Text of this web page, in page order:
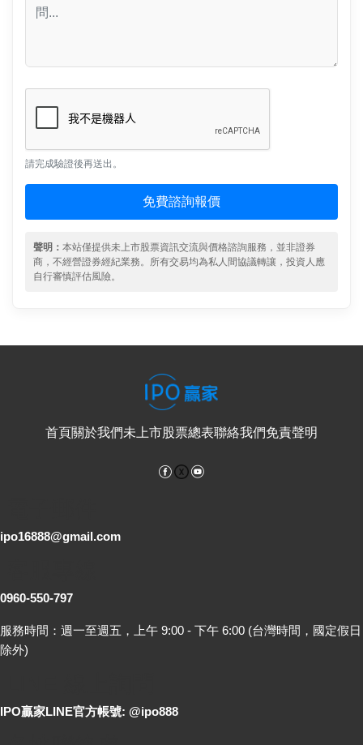
請完成驗證後再送出。
免費諮詢報價
聲明： 本站僅提供未上市股票資訊交流與價格諮詢服務，並非證券
商，不經營證券經紀業務。所有交易均為私人間協議轉讓，投資人應
自行審慎評估風險。
首頁關於我們未上市股票總表聯絡我們免責聲明
Facebook
ipo16888@gmail.com
0960-550-797
服務時間：週一至週五，上午 9:00 - 下午 6:00 (台灣時間，國定假日
除外)
IPO贏家LINE官方帳號: @ipo888